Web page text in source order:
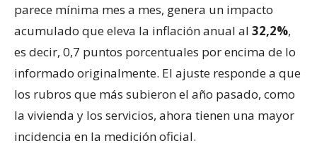
parece mínima mes a mes, genera un impacto
acumulado que eleva la inflación anual al 32,2%,
es decir, 0,7 puntos porcentuales por encima de lo
informado originalmente. El ajuste responde a que
los rubros que más subieron el año pasado, como
la vivienda y los servicios, ahora tienen una mayor
incidencia en la medición oficial.